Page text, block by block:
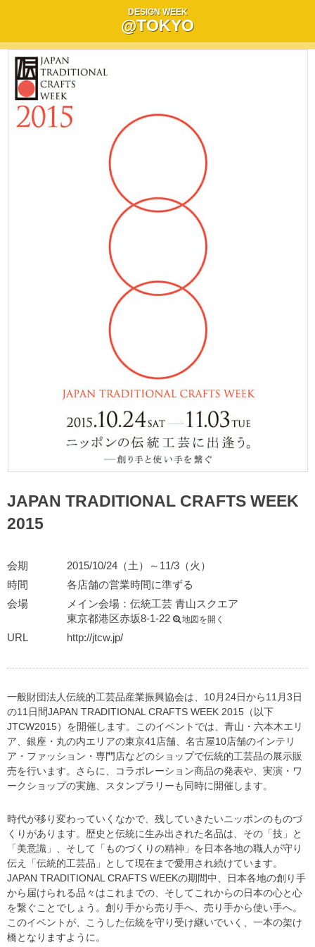
DESIGN WEEK
@TOKYO
JAPAN TRADITIONAL CRAFTS WEEK
2015
会期
2015/10/24（土）～11/3（火）
時間
各店舗の営業時間に準ずる
会場
メイン会場：伝統工芸 青山スクエア
東京都港区赤坂8-1-22
地図を開く
URL http://jtcw.jp/
一般財団法人伝統的工芸品産業振興協会は、10月24日から11月3日
の11日間JAPAN TRADITIONAL CRAFTS WEEK 2015（以下
JTCW2015）を開催します。このイベントでは、青山・六本木エリ
ア、銀座・丸の内エリアの東京41店舗、名古屋10店舗のインテリ
ア・ファッション・専門店などのショップで伝統的工芸品の展示販
売を行います。さらに、コラボレーション商品の発表や、実演・ワ
ークショップの実施、スタンプラリーも同時に開催します。
時代が移り変わっていくなかで、残していきたいニッポンのものづ
くりがあります。歴史と伝統に生み出された名品は、その「技」と
「美意識」、そして「ものづくりの精神」を日本各地の職人が守り
伝え「伝統的工芸品」として現在まで愛用され続けています。
JAPAN TRADITIONAL CRAFTS WEEKの期間中、日本各地の創り手
から届けられる品々はこれまでの、そしてこれからの日本の心と心
を繋ぐことでしょう。創り手から売り手へ、売り手から使い手へ。
このイベントが、こうした伝統を守り受け継いでいく、一本の架け
橋となりますように。